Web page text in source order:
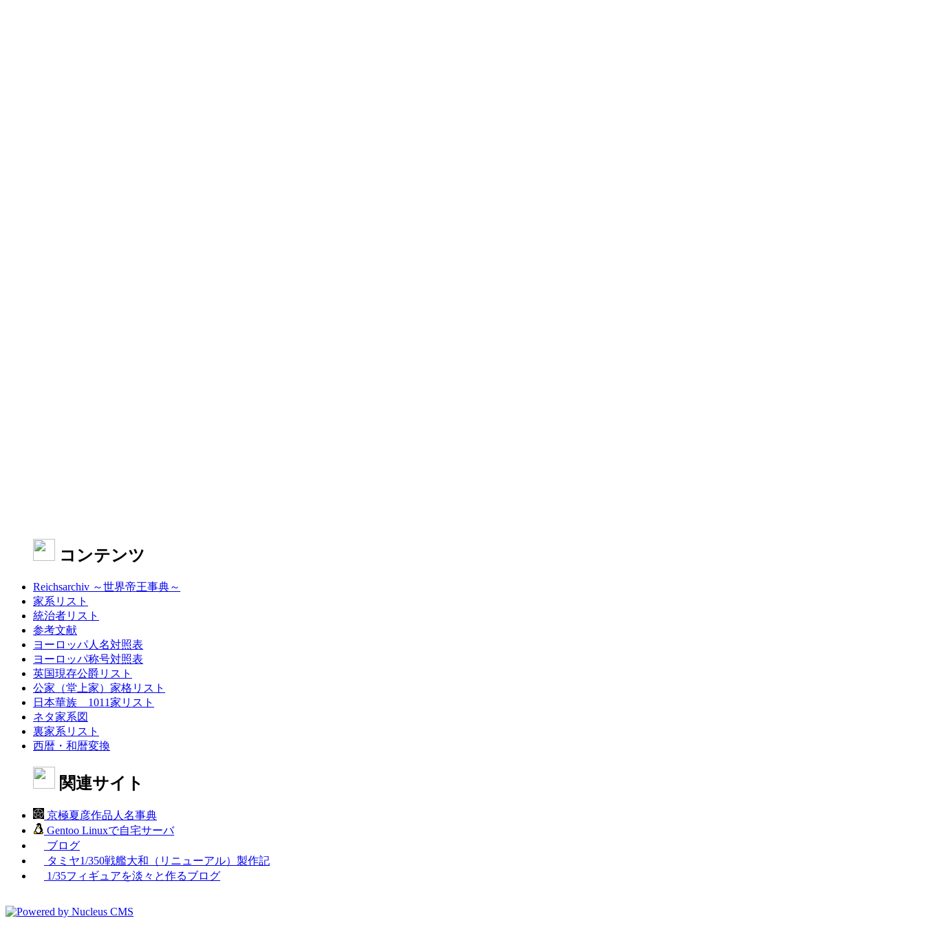
コンテンツ
Reichsarchiv ～世界帝王事典～
家系リスト
統治者リスト
参考文献
ヨーロッパ人名対照表
ヨーロッパ称号対照表
英国現存公爵リスト
公家（堂上家）家格リスト
日本華族 1011家リスト
ネタ家系図
裏家系リスト
西暦・和暦変換
関連サイト
京極夏彦作品人名事典
Gentoo Linuxで自宅サーバ
ブログ
タミヤ1/350戦艦大和（リニューアル）製作記
1/35フィギュアを淡々と作るブログ